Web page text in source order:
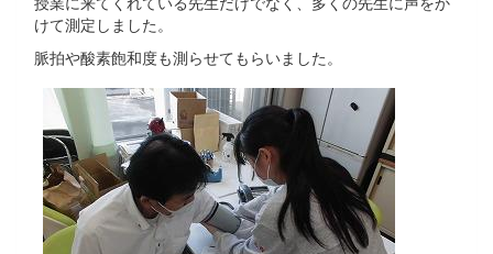
けて測定しました。
脈拍や酸素飽和度も測らせてもらいました。